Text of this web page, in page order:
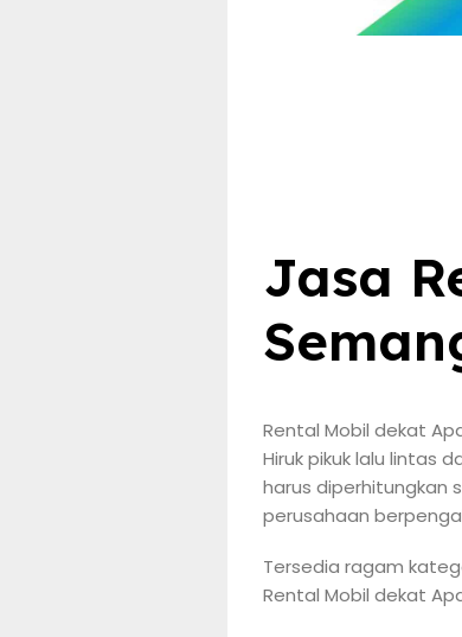
Jasa
Rental Mobil dekat
Hiruk pikuk lalu lintas
harus diperhitungkan
perusahaan
Tersedia ragam
Rental Mobil dekat